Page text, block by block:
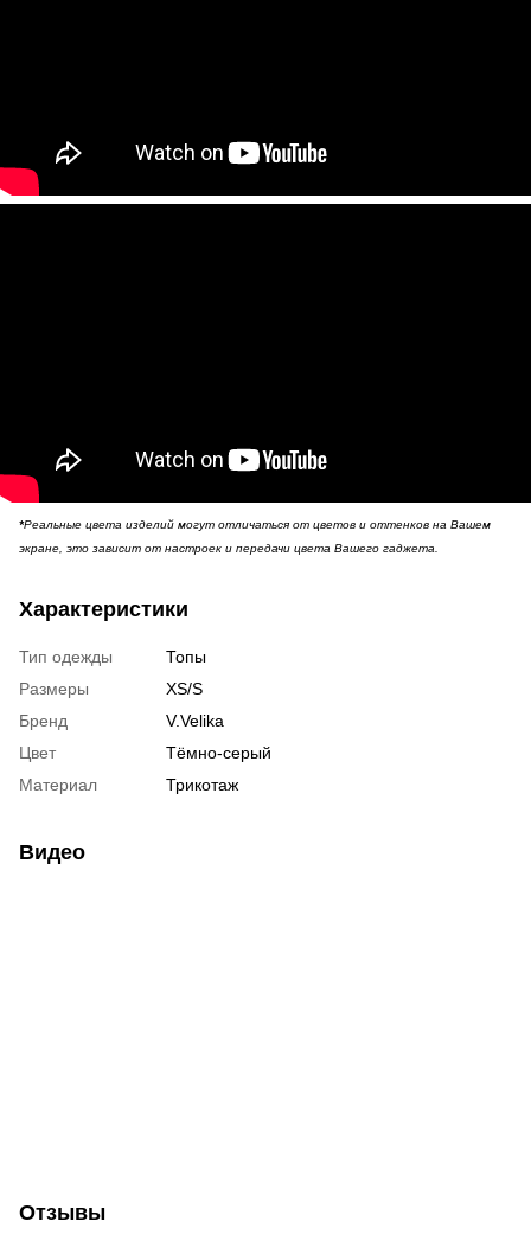
*Реальные цвета изделий могут отличаться от цветов и оттенков на Вашем
экране, это зависит от настроек и передачи цвета Вашего гаджета.
Характеристики
Тип одежды
Топы
Размеры
XS/S
Бренд
V.Velika
Цвет
Тёмно-серый
Материал
Трикотаж
Видео
Отзывы